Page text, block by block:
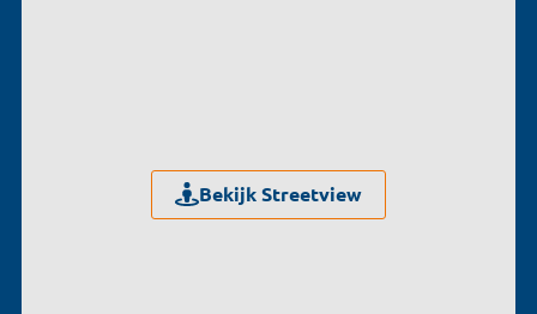
Bekijk Streetview